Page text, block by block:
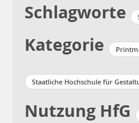
Schlagworte
Kategorie
Staatliche Hochschule für
Nutzung HfG